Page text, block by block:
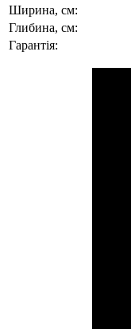
Ширина, см:
Глибина, см:
Гарантія: